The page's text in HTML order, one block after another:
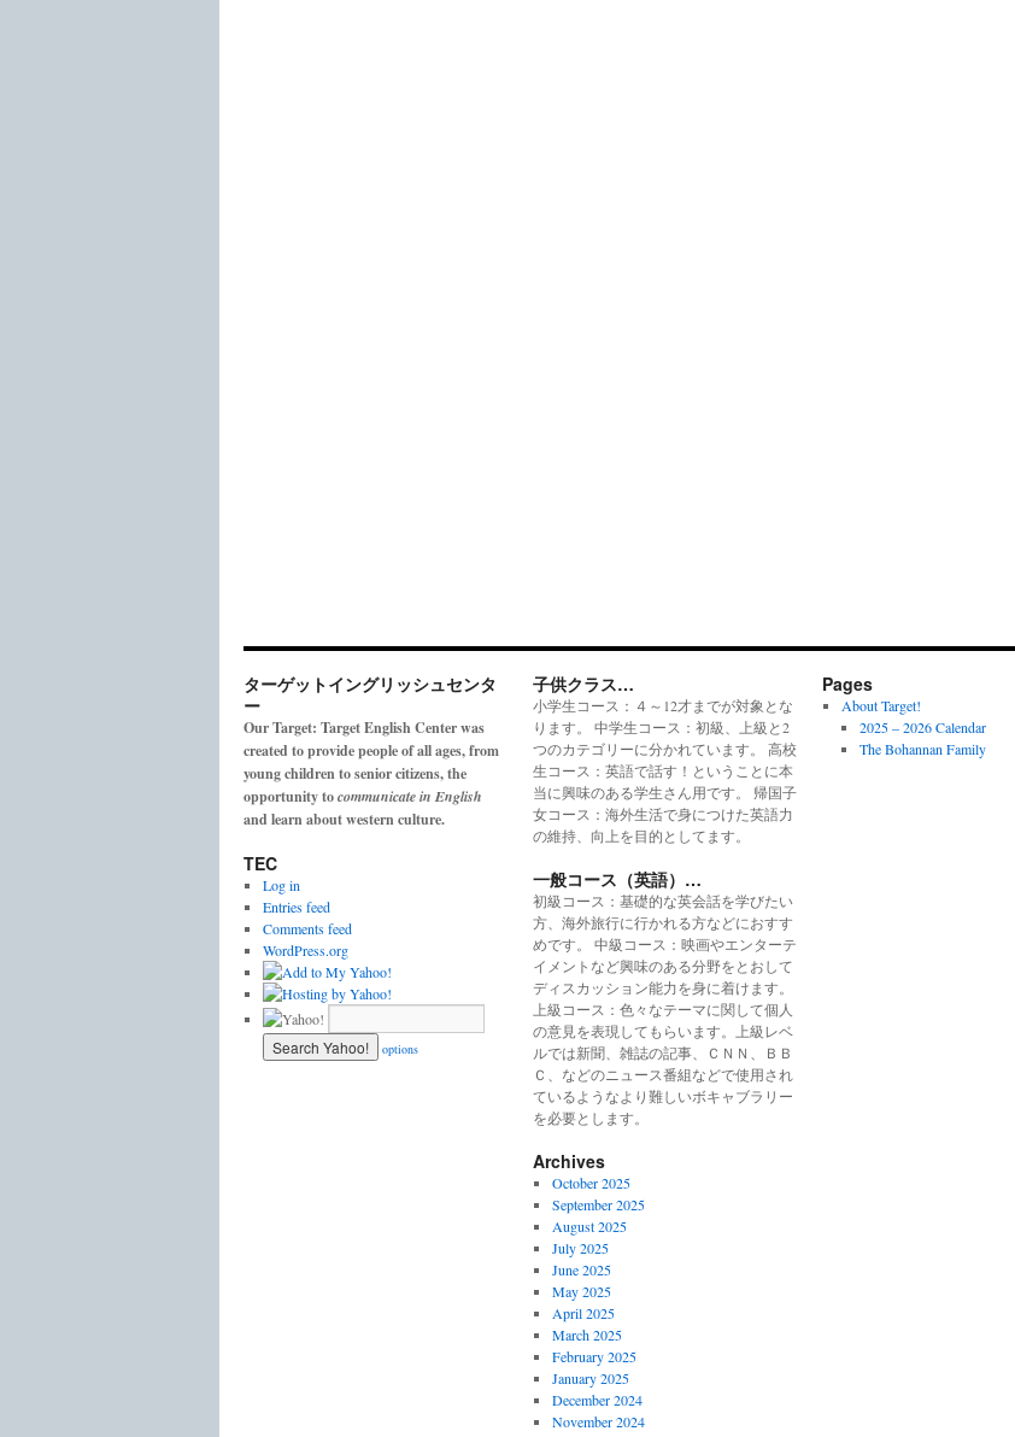
ターゲットイングリッシュセンタ
ー
Our Target: Target English Center was
created to provide people of all ages, from
young children to senior citizens, the
opportunity tocommunicate in English
and learn about western culture.
TEC
Log in
Entries feed
Comments feed
WordPress.org
options
子供クラス…
小学生コース：４～12才までが対象とな
ります。 中学生コース：初級、上級と2
つのカテゴリーに分かれています。 高校
生コース：英語で話す！ということに本
当に興味のある学生さん用です。 帰国子
女コース：海外生活で身につけた英語力
の維持、向上を目的としてます。
一般コース（英語）…
初級コース：基礎的な英会話を学びたい
方、海外旅行に行かれる方などにおすす
めです。 中級コース：映画やエンターテ
イメントなど興味のある分野をとおして
ディスカッション能力を身に着けます。
上級コース：色々なテーマに関して個人
の意見を表現してもらいます。上級レベ
ルでは新聞、雑誌の記事、ＣＮＮ、ＢＢ
Ｃ、などのニュース番組などで使用され
ているようなより難しいボキャブラリー
を必要とします。
Archives
October 2025
September 2025
August 2025
July 2025
June 2025
May 2025
April 2025
March 2025
February 2025
January 2025
December 2024
November 2024
Pages
About Target!
2025 – 2026 Calendar
The Bohannan Family